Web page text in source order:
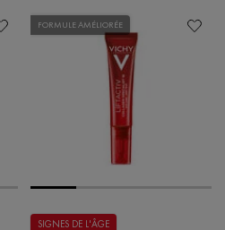
FORMULE AMÉLIORÉE
SIGNES DE L'ÂGE